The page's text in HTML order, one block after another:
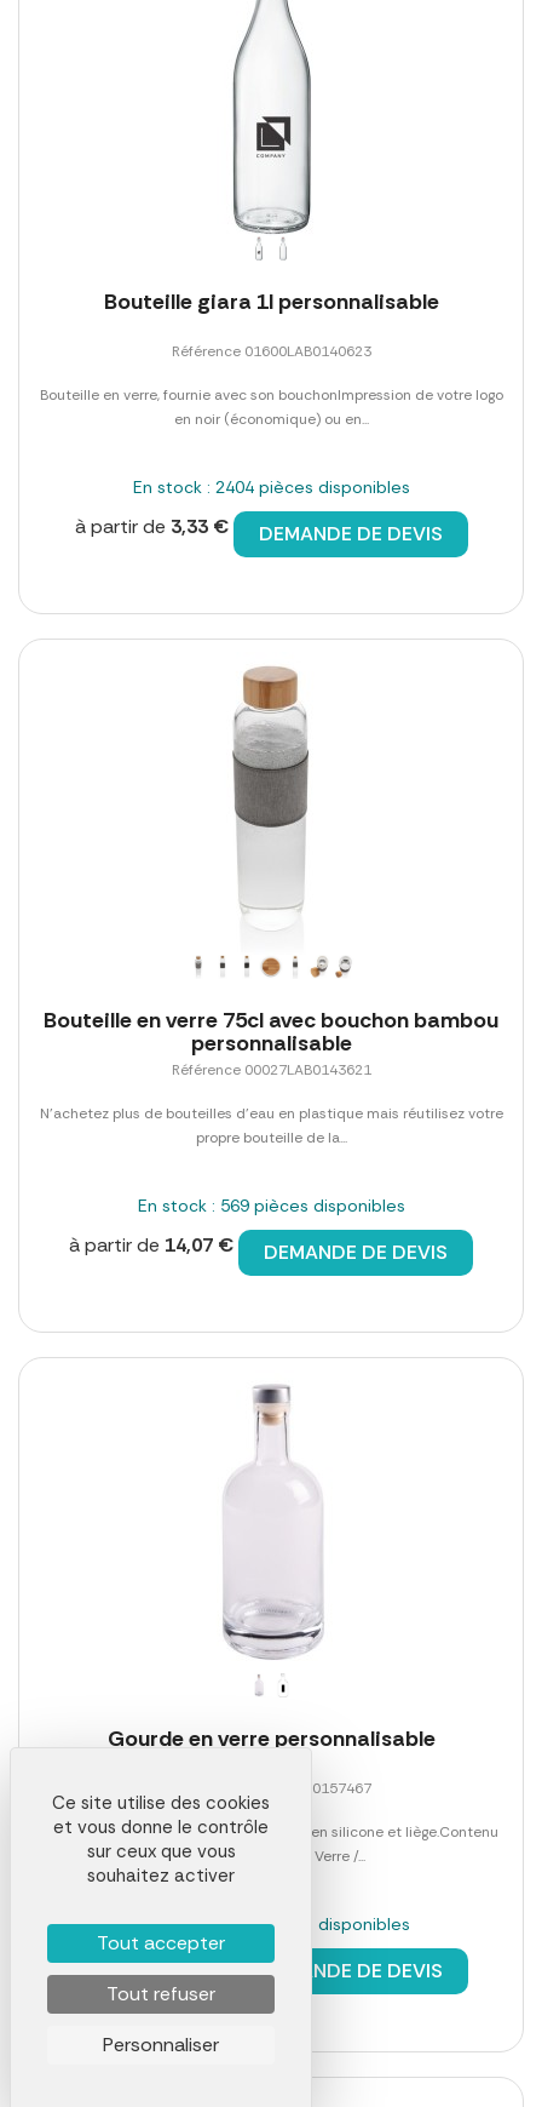
Bouteille giara 1l personnalisable
Référence 01600LAB0140623
Bouteille en verre, fournie avec son bouchonImpression de votre logo
en noir (économique) ou en...
En stock : 2404 pièces disponibles
à partir de 3,33 € DEMANDE DE DEVIS
Bouteille en verre 75cl avec bouchon bambou
personnalisable
Référence 00027LAB0143621
N'achetez plus de bouteilles d'eau en plastique mais réutilisez votre
propre bouteille de la...
En stock : 569 pièces disponibles
à partir de 14,07 € DEMANDE DE DEVIS
Gourde en verre personnalisable
Référence 00013LAB0157467
Gourde en verre PEARLY avec bouchon en silicone et liège.Contenu
env. 750 mlMatière : Verre /...
En stock : 2367 pièces disponibles
à partir de3,38 € DEMANDE DE DEVIS
Ce site utilise des cookies
et vous donne le contrôle
sur ceux que vous
souhaitez activer
Tout accepter
Tout refuser
Personnaliser